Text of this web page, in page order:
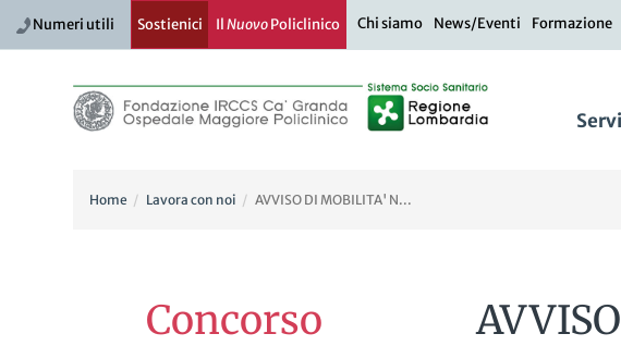
Numeri utili Sostienici IlNuovoPoliclinico Chi siamo News/Eventi Formazione
Home Lavora con noi AVVISO DI MOBILITA' N...
Concorso